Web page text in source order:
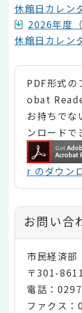
休館日カレン
2026年度
休館日カレン
PDF形式
obat
お持ちで
ンロードで
r のダウン
お問い合
市民経済
〒301-
電話：
ファクス